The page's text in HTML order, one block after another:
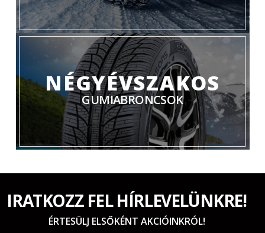
NÉGYÉVSZAKOS
GUMIABRONCSOK
IRATKOZZ FEL HÍRLEVELÜNKRE!
ÉRTESÜLJ ELSŐKÉNT AKCIÓINKRÓL!